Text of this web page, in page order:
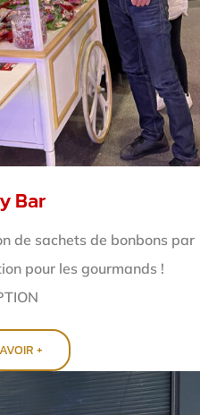
Bar
de sachets de bonbons par
pour les gourmands !
+